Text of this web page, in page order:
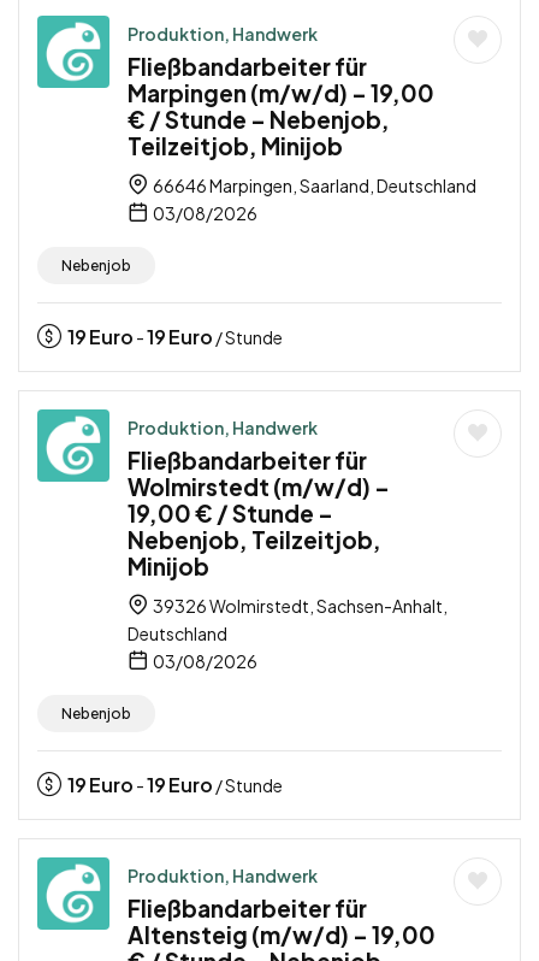
Produktion, Handwerk
Fließbandarbeiter für
Marpingen (m/w/d) – 19,00
€ / Stunde – Nebenjob,
Teilzeitjob, Minijob
66646 Marpingen, Saarland, Deutschland
03/08/2026
Nebenjob
19Euro -19Euro / Stunde
Produktion, Handwerk
Fließbandarbeiter für
Wolmirstedt (m/w/d) –
19,00 € / Stunde –
Nebenjob, Teilzeitjob,
Minijob
39326 Wolmirstedt, Sachsen-Anhalt,
Deutschland
03/08/2026
Nebenjob
19Euro -19Euro / Stunde
Produktion, Handwerk
Fließbandarbeiter für
Altensteig (m/w/d) – 19,00